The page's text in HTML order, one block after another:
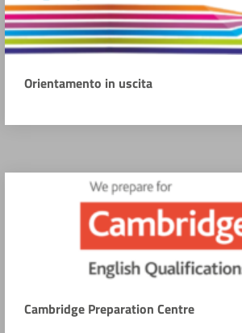
Orientamento in uscita
Cambridge Preparation Centre